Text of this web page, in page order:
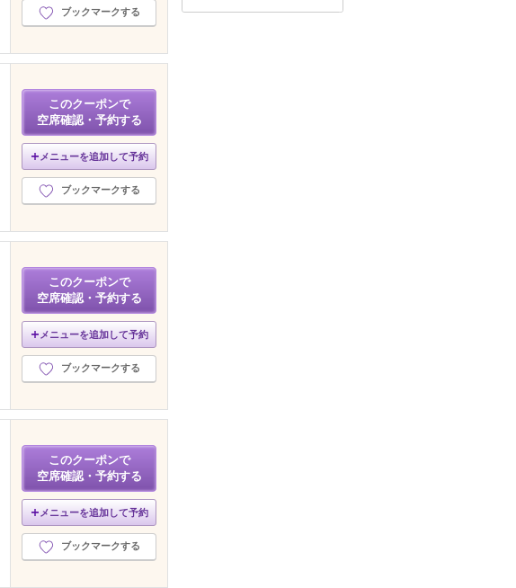
ブックマークする
このクーポンで
空席確認・予約する
メニューを追加して予約
ブックマークする
このクーポンで
空席確認・予約する
メニューを追加して予約
ブックマークする
このクーポンで
空席確認・予約する
メニューを追加して予約
ブックマークする